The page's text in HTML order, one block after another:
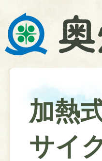
加熱
サイ